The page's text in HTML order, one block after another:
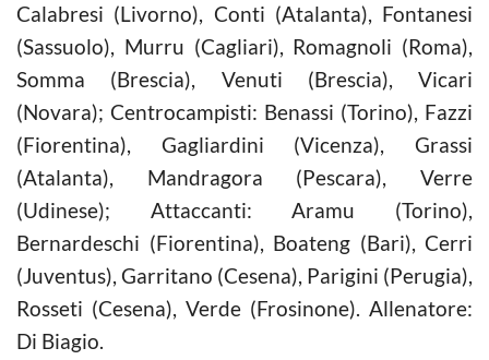
Calabresi (Livorno), Conti (Atalanta), Fontanesi
(Sassuolo), Murru (Cagliari), Romagnoli (Roma),
Somma (Brescia), Venuti (Brescia), Vicari
(Novara); Centrocampisti: Benassi (Torino), Fazzi
(Fiorentina), Gagliardini (Vicenza), Grassi
(Atalanta), Mandragora (Pescara), Verre
(Udinese); Attaccanti: Aramu (Torino),
Bernardeschi (Fiorentina), Boateng (Bari), Cerri
(Juventus), Garritano (Cesena), Parigini (Perugia),
Rosseti (Cesena), Verde (Frosinone). Allenatore:
Di Biagio.